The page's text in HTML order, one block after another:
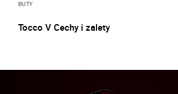
BUTY
Tocco V Cechy i zalety